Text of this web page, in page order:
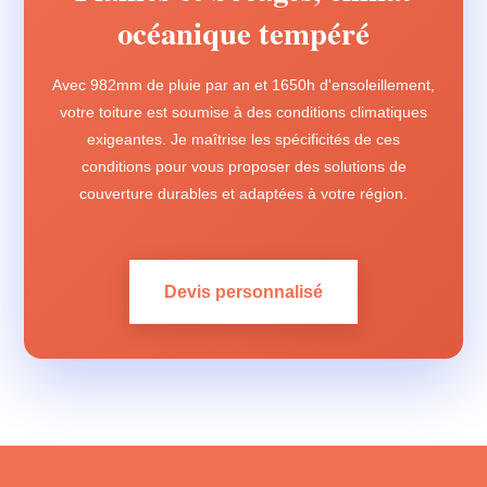
océanique tempéré
Avec 982mm de pluie par an et 1650h d'ensoleillement,
votre toiture est soumise à des conditions climatiques
exigeantes. Je maîtrise les spécificités de ces
conditions pour vous proposer des solutions de
couverture durables et adaptées à votre région.
Devis personnalisé